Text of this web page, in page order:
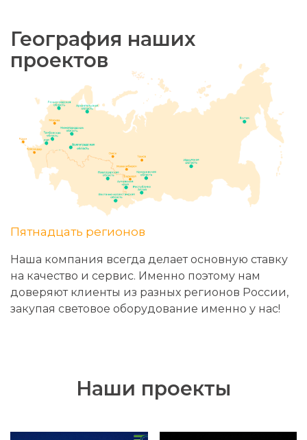
География наших
проектов
Пятнадцать регионов
Наша компания всегда делает основную ставку
на качество и сервис. Именно поэтому нам
доверяют клиенты из разных регионов России,
закупая световое оборудование именно у нас!
Наши проекты